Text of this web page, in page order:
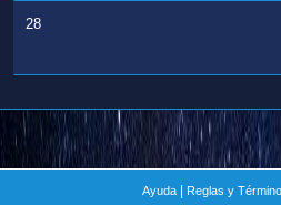
28
Ayuda| Reglas y